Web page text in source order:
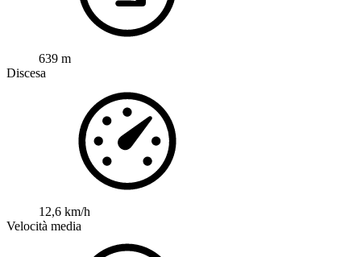
639 m
Discesa
12,6 km/h
Velocità media